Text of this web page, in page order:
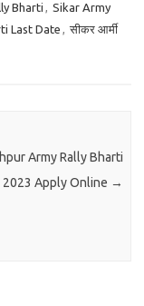
Bharti , Sikar Army
Last Date , सीकर आर्मी
Army Rally Bharti
2023 Apply Online →